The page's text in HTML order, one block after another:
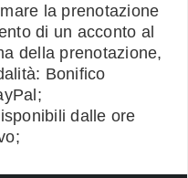
la prenotazione
di un acconto al
della prenotazione,
Bonifico
dalle ore